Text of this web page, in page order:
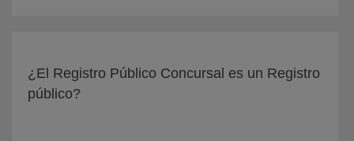
¿El Registro Público Concursal es un Registro
público?